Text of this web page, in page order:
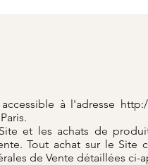
à l'adresse
et les achats de
Tout achat sur le
de Vente détaillées ci-